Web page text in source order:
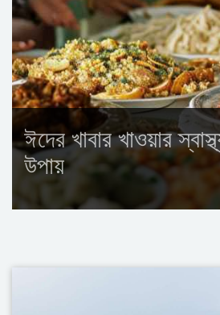
ঈদের খাবার খাওয়ার
উপায়